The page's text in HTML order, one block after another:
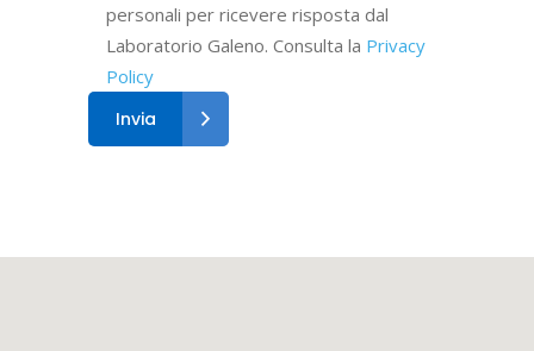
personali per ricevere risposta dal
Laboratorio Galeno. Consulta la Privacy
Policy